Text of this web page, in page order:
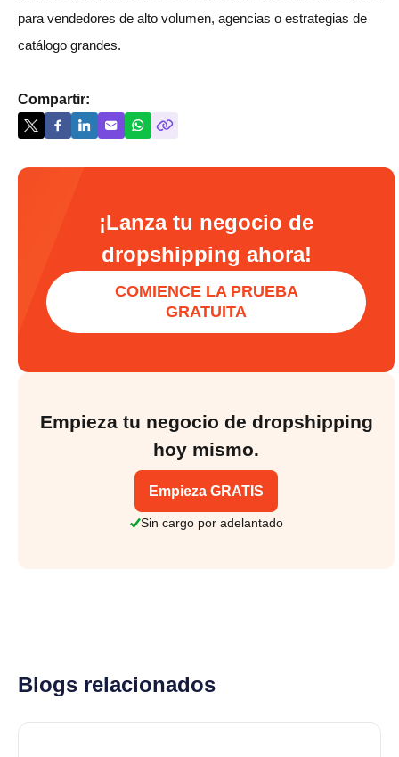
para vendedores de alto volumen, agencias o estrategias de
catálogo grandes.
Compartir:
¡Lanza tu negocio de
dropshipping ahora!
COMIENCE LA PRUEBA
GRATUITA
Empieza tu negocio de dropshipping
hoy mismo.
Empieza GRATIS
Sin cargo por adelantado
Blogs relacionados